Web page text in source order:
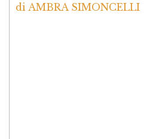
Valutato5su
di AMBRA SIMONCELLI